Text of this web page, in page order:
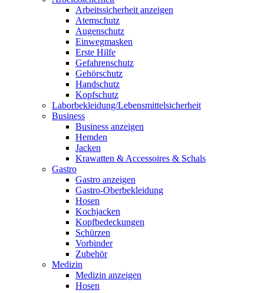
Arbeitssicherheit anzeigen
Atemschutz
Augenschutz
Einwegmasken
Erste Hilfe
Gefahrenschutz
Gehörschutz
Handschutz
Kopfschutz
Laborbekleidung/Lebensmittelsicherheit
Business
Business anzeigen
Hemden
Jacken
Krawatten & Accessoires & Schals
Gastro
Gastro anzeigen
Gastro-Oberbekleidung
Hosen
Kochjacken
Kopfbedeckungen
Schürzen
Vorbinder
Zubehör
Medizin
Medizin anzeigen
Hosen